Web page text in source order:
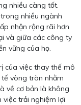
nhiều càng tốt.
nhiều ngành
nhận rộng rãi hơn
và giữa các công ty
vững của họ.
của việc thay thế mô
tế vòng tròn nhằm
về cơ bản là không
trải nghiệm lợi